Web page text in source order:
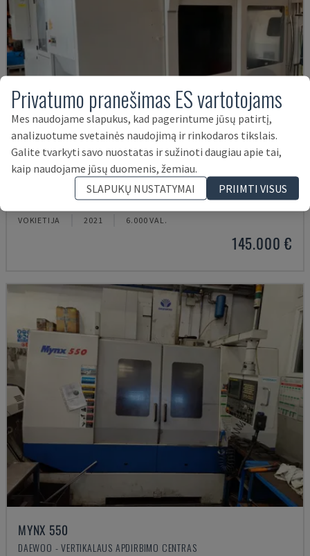
SPINNER - VERTIKALAUS APDIRBIMO CENTRAS
VOKIETIJA 2021 6.000 VAL.
145.000 €
MYNX 550
DAEWOO - VERTIKALAUS APDIRBIMO CENTRAS
Privatumo pranešimas ES vartotojams
Mes naudojame slapukus, kad pagerintume jūsų patirtį,
analizuotume svetainės naudojimą ir rinkodaros tikslais.
Galite tvarkyti savo nuostatas ir sužinoti daugiau apie tai,
kaip naudojame jūsų duomenis, žemiau.
SLAPUKŲ NUSTATYMAI
PRIIMTI VISUS